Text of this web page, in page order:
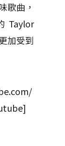
歌曲，
Taylor
加受到